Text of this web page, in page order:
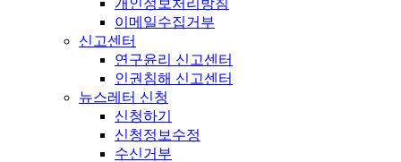
이메일수집거부
신고센터
연구윤리 신고센터
인권침해 신고센터
뉴스레터 신청
신청하기
신청정보수정
수신거부